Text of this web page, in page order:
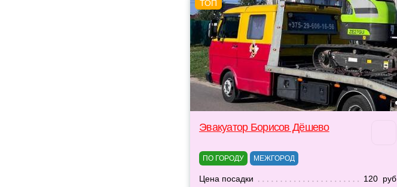
Эвакуатор Борисов Дёшево
ПО ГОРОДУ МЕЖГОРОД
Цена посадки
120 руб